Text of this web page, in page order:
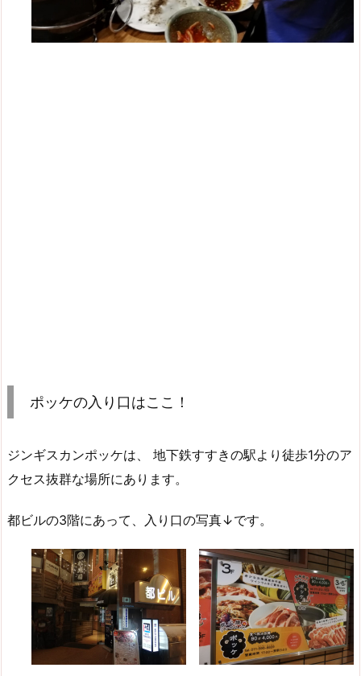
ポッケの入り口はここ！
ジンギスカンポッケは、 地下鉄すすきの駅より徒歩1分のア
クセス抜群な場所にあります。
都ビルの3階にあって、入り口の写真↓です。